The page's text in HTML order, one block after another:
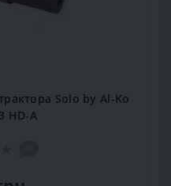
Solo by Al-Ko
HD-A